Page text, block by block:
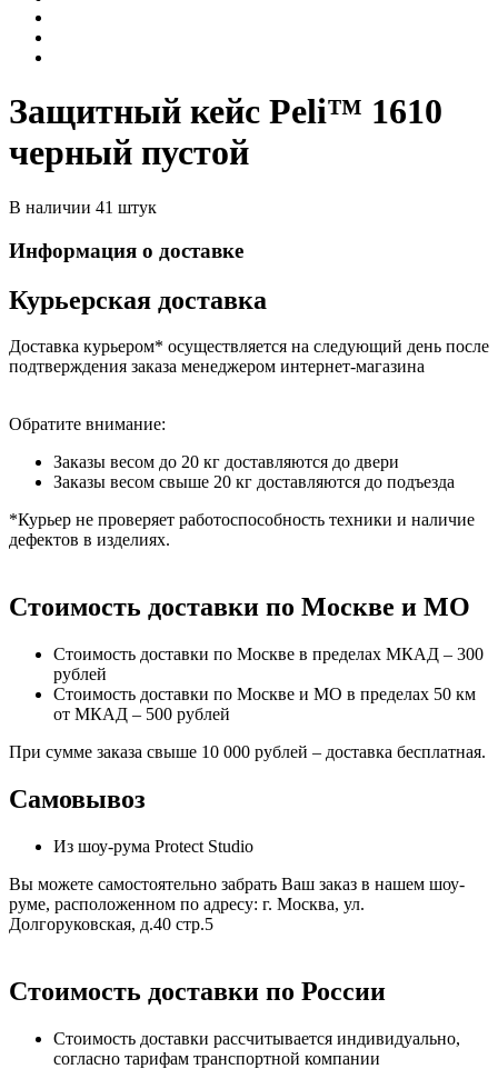
Защитный кейс Peli™ 1610
черный пустой
В наличии 41 штук
Информация о доставке
Курьерская доставка
Доставка курьером* осуществляется на следующий день после
подтверждения заказа менеджером интернет-магазина
Обратите внимание:
Заказы весом до 20 кг доставляются до двери
Заказы весом свыше 20 кг доставляются до подъезда
*Курьер не проверяет работоспособность техники и наличие
дефектов в изделиях.
Стоимость доставки по Москве и МО
Стоимость доставки по Москве в пределах МКАД – 300
рублей
Стоимость доставки по Москве и МО в пределах 50 км
от МКАД – 500 рублей
При сумме заказа свыше 10 000 рублей – доставка бесплатная.
Самовывоз
Из шоу-рума Protect Studio
Вы можете самостоятельно забрать Ваш заказ в нашем шоу-
руме, расположенном по адресу: г. Москва, ул.
Долгоруковская, д.40 стр.5
Стоимость доставки по России
Стоимость доставки рассчитывается индивидуально,
согласно тарифам транспортной компании